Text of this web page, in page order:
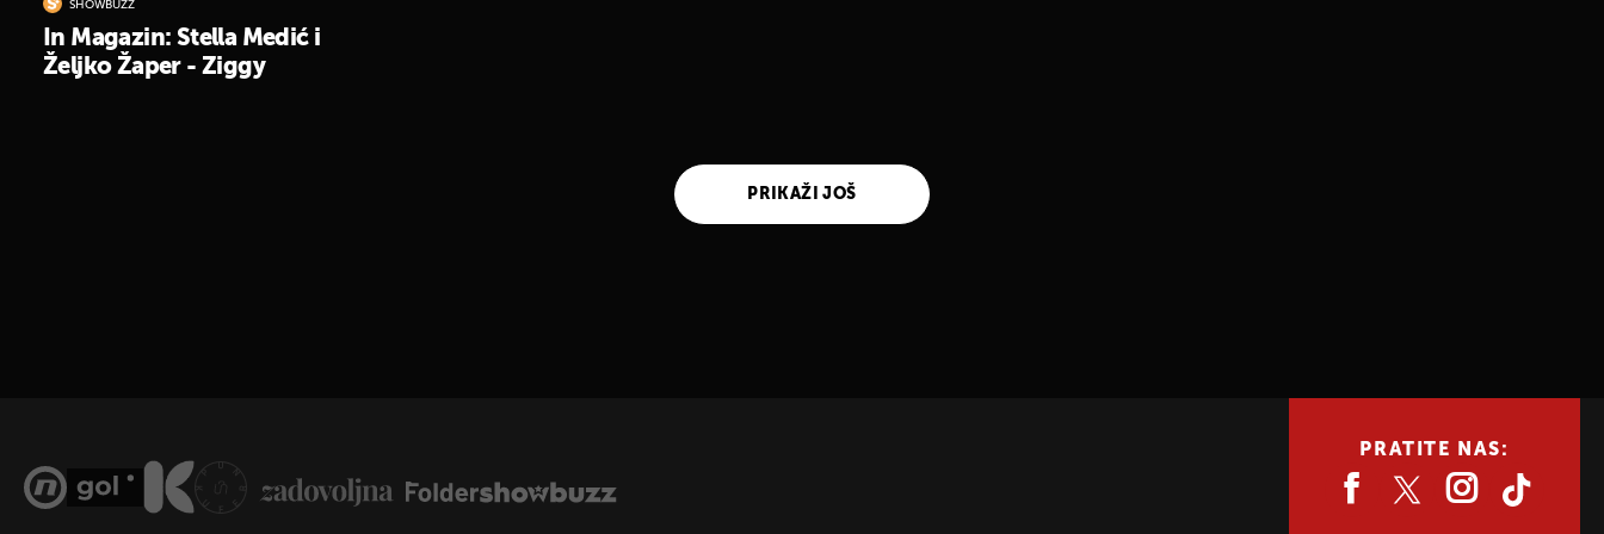
SHOWBUZZ
In Magazin: Stella Medić i
Željko Žaper - Ziggy
PRIKAŽI JOŠ
PRATITE NAS: